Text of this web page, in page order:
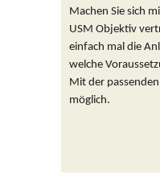
Machen Sie sich
USM Objektiv
einfach mal die
welche
Mit der
möglich.